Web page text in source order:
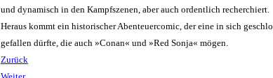
und dynamisch in den Kampfszenen, aber auch ordentlich recherchiert.
Heraus kommt ein historischer Abenteuercomic, der eine in sich
gefallen dürfte, die auch »Conan« und »Red Sonja« mögen.
Zurück